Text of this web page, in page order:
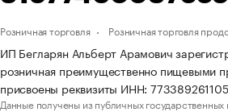
Розничная торговля Розничная торговля
ИП Бегларян Альберт Арамович
розничная преимущественно пищевыми
присвоены реквизиты ИНН:
Данные получены из публичных государственных